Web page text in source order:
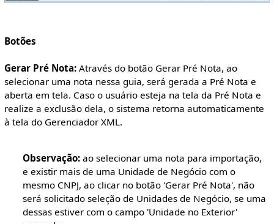
Botões
Gerar Pré Nota:Através do botão Gerar Pré Nota, ao
selecionar uma nota nessa guia, será gerada a Pré Nota e
aberta em tela. Caso o usuário esteja na tela da Pré Nota e
realize a exclusão dela, o sistema retorna automaticamente
à tela do Gerenciador XML.
Observação: ao selecionar uma nota para importação,
e existir mais de uma Unidade de Negócio com o
mesmo CNPJ, ao clicar no botão 'Gerar Pré Nota', não
será solicitado seleção de Unidades de Negócio, se uma
dessas estiver com o campo 'Unidade no Exterior'